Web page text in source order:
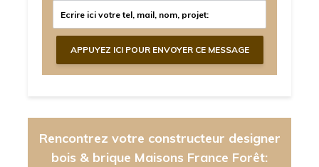
Rencontrez votre constructeur designer
bois & brique Maisons France Forêt: